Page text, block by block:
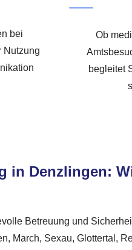
bei
Nutzung
Ob
begleitet
in Denzlingen:
Betreuung und
March, Sexau, Glottertal,